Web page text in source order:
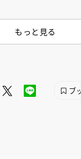
もっと見る
ブ